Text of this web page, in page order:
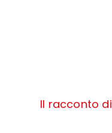
Il racconto di